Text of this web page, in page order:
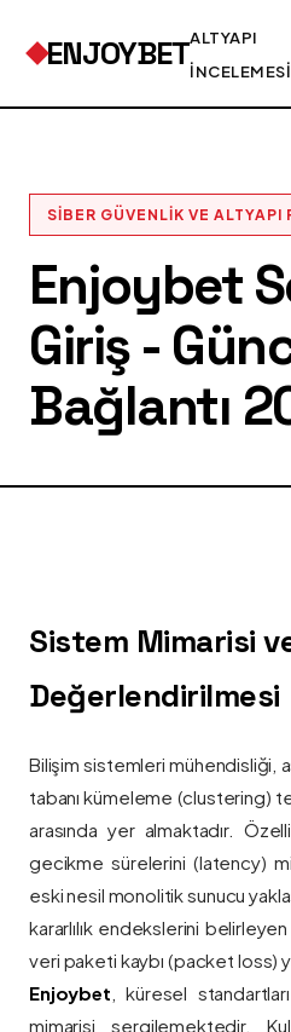
ENJOYBETALTYAPI
İNCELEMESI
SIBER GÜVENLIK VE ALTYAPI
Enjoybet
Giriş -
Bağlantı
Sistem Mimarisi
Değerlendirilmesi
Bilişim sistemleri mühendisliği,
tabanı kümeleme (clustering)
arasında yer almaktadır.
gecikme sürelerini (latency)
eski nesil monolitik sunucu
kararlılık endekslerini
veri paketi kaybı (packet loss)
Enjoybet , küresel
mimarisi sergilemektedir.